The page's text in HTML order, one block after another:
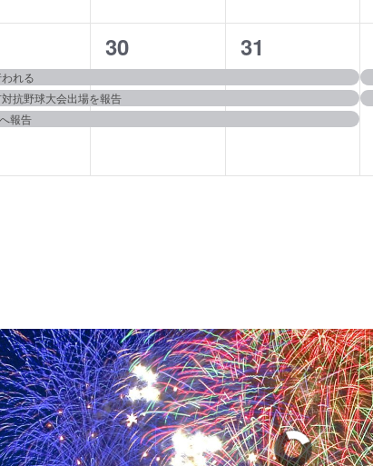
ト,
ト,
われる
抗野球大会出場を報告
報告
3
イ
ベ
ト,
30
3
イ
ベ
ト,
31